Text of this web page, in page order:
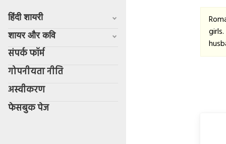
हिंदी शायरी
शायर और कवि
संपर्क फॉर्म
गोपनीयता नीति
अस्वीकरण
फेसबुक पेज